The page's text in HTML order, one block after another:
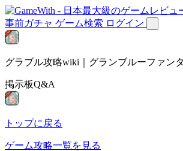
事前ガチャ ゲーム検索 ログイン
グラブル攻略wiki｜グランブルーファン
掲示板Q&A
トップに戻る
ゲーム攻略一覧を見る